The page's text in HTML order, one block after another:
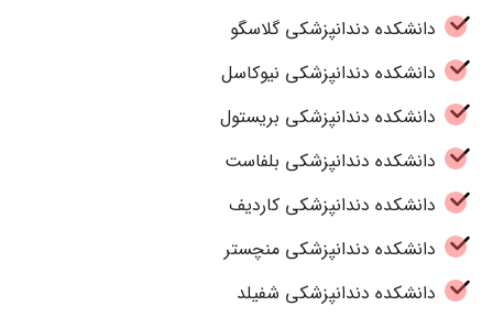
دانشکده دندانپزشکی گلاسگو
دانشکده دندانپزشکی نیوکاسل
دانشکده دندانپزشکی بریستول
دانشکده دندانپزشکی بلفاست
دانشکده دندانپزشکی کاردیف
دانشکده دندانپزشکی منچستر
دانشکده دندانپزشکی شفیلد